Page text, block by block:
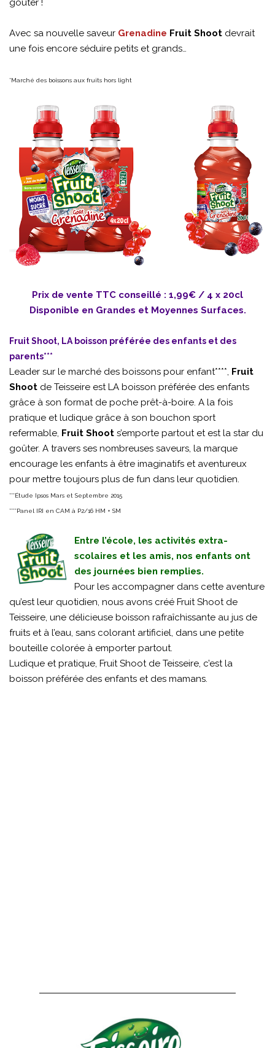
goûter !
Avec sa nouvelle saveur Grenadine Fruit Shoot devrait
une fois encore séduire petits et grands…
*Marché des boissons aux fruits hors light
Prix de vente TTC conseillé : 1,99€ / 4 x 20cl
Disponible en Grandes et Moyennes Surfaces.
Fruit Shoot, LA boisson préférée des enfants et des
parents***
Leader sur le marché des boissons pour enfant****, Fruit
Shoot de Teisseire est LA boisson préférée des enfants
grâce à son format de poche prêt-à-boire. A la fois
pratique et ludique grâce à son bouchon sport
refermable, Fruit Shoot s’emporte partout et est la star du
goûter. A travers ses nombreuses saveurs, la marque
encourage les enfants à être imaginatifs et aventureux
pour mettre toujours plus de fun dans leur quotidien.
***Étude Ipsos Mars et Septembre 2015
****Panel IRI en CAM à P2/16 HM + SM
Entre l’école, les activités extra-
scolaires et les amis, nos enfants ont
des journées bien remplies.
Pour les accompagner dans cette aventure
qu’est leur quotidien, nous avons créé Fruit Shoot de
Teisseire, une délicieuse boisson rafraîchissante au jus de
fruits et à l’eau, sans colorant artificiel, dans une petite
bouteille colorée à emporter partout.
Ludique et pratique, Fruit Shoot de Teisseire, c’est la
boisson préférée des enfants et des mamans.